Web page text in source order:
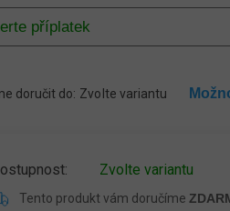
Zvolte variantu
Tento produkt vám doručíme
doručit do: Zvolte variantu